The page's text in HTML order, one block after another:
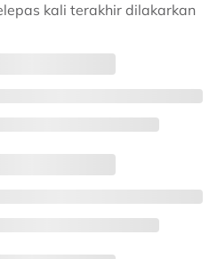
kali terakhir dilakarkan